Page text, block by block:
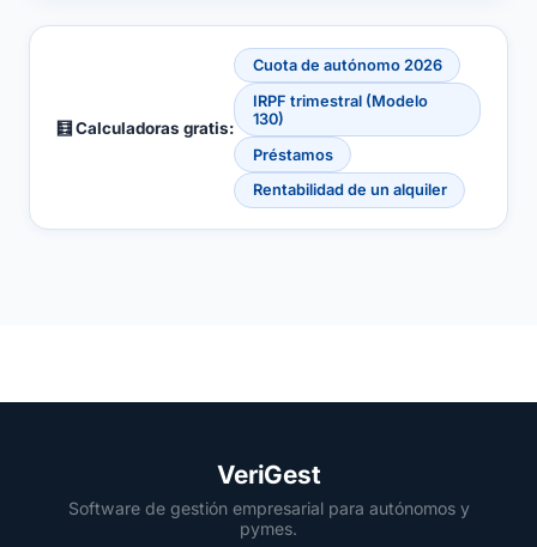
🧮 Calculadoras gratis:
Cuota de autónomo 2026
IRPF trimestral (Modelo
130)
Préstamos
Rentabilidad de un alquiler
VeriGest
Software de gestión empresarial para autónomos y
pymes.